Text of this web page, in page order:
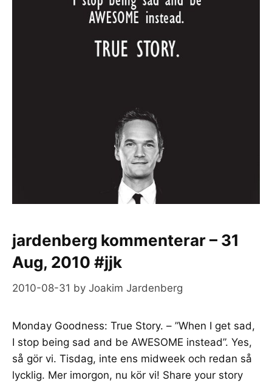
jardenberg kommenterar – 31
Aug, 2010 #jjk
2010-08-31 by Joakim Jardenberg
Monday Goodness: True Story. – ”When I get sad,
I stop being sad and be AWESOME instead”. Yes,
så gör vi. Tisdag, inte ens midweek och redan så
lycklig. Mer imorgon, nu kör vi! Share your story